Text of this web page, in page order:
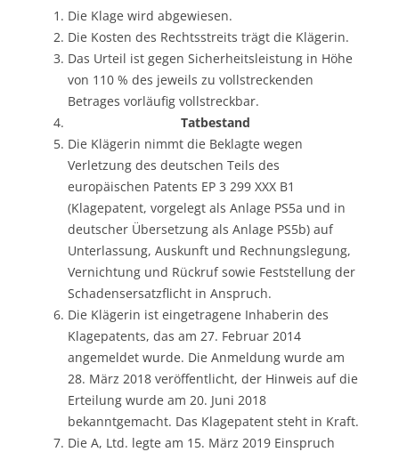
Die Klage wird abgewiesen.
Die Kosten des Rechtsstreits trägt die Klägerin.
Das Urteil ist gegen Sicherheitsleistung in Höhe
von 110 % des jeweils zu vollstreckenden
Betrages vorläufig vollstreckbar.
Tatbestand
Die Klägerin nimmt die Beklagte wegen
Verletzung des deutschen Teils des
europäischen Patents EP 3 299 XXX B1
(Klagepatent, vorgelegt als Anlage PS5a und in
deutscher Übersetzung als Anlage PS5b) auf
Unterlassung, Auskunft und Rechnungslegung,
Vernichtung und Rückruf sowie Feststellung der
Schadensersatzflicht in Anspruch.
Die Klägerin ist eingetragene Inhaberin des
Klagepatents, das am 27. Februar 2014
angemeldet wurde. Die Anmeldung wurde am
28. März 2018 veröffentlicht, der Hinweis auf die
Erteilung wurde am 20. Juni 2018
bekanntgemacht. Das Klagepatent steht in Kraft.
Die A, Ltd. legte am 15. März 2019 Einspruch